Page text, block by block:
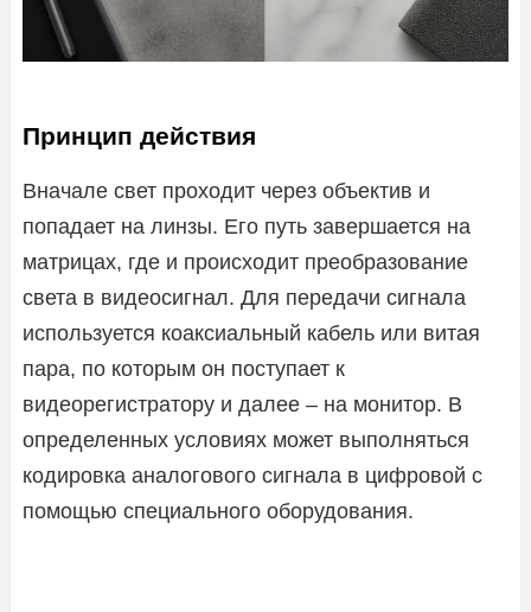
Принцип действия
Вначале свет проходит через объектив и
попадает на линзы. Его путь завершается на
матрицах, где и происходит преобразование
света в видеосигнал. Для передачи сигнала
используется коаксиальный кабель или витая
пара, по которым он поступает к
видеорегистратору и далее – на монитор. В
определенных условиях может выполняться
кодировка аналогового сигнала в цифровой с
помощью специального оборудования.